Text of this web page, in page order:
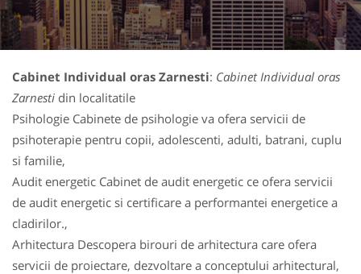
Cabinet Individual oras Zarnesti: Cabinet Individual oras
Zarnesti din localitatile
Psihologie Cabinete de psihologie va ofera servicii de
psihoterapie pentru copii, adolescenti, adulti, batrani, cuplu
si familie,
Audit energetic Cabinet de audit energetic ce ofera servicii
de audit energetic si certificare a performantei energetice a
cladirilor.,
Arhitectura Descopera birouri de arhitectura care ofera
servicii de proiectare, dezvoltare a conceptului arhitectural,